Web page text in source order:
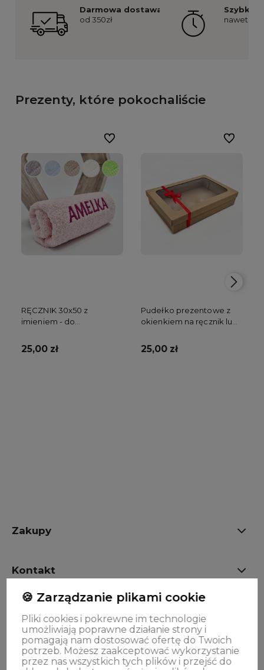
Darmowa dostawa
od 350zł
Szybka
nawet już
Prezenty, które pokochaliście
RĘCZNIK 30x50 z
imieniem - do
25,00 zł
Do ulubionych
Pudełko prezentowe z
okienkiem na ręcznik lub
25,00 zł
Do
Zakupy
Kontakt
Oferta
🍪 Zarządzanie plikami cookie
Pliki cookies i pokrewne im technologie
umożliwiają poprawne działanie strony i
pomagają nam dostosować ofertę do Twoich
potrzeb. Możesz zaakceptować wykorzystanie
przez nas wszystkich tych plików i przejść do